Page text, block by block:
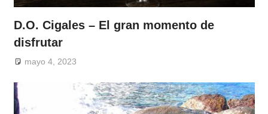
D.O. Cigales – El gran momento de
disfrutar
mayo 4, 2023